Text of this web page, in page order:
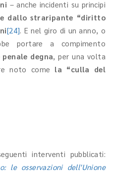
– anche incidenti su principi
dallo straripante “diritto
[24]. E nel giro di un anno, o
portare a compimento
penale degna, per una volta
noto come la “culla del
interventi pubblicati:
le osservazioni dell'Unione